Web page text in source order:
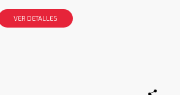
VER DETALLES